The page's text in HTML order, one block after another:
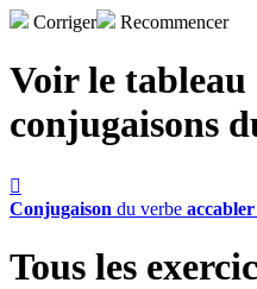
Corriger Recommencer
Voir le tableau
conjugaisons

Conjugaison du verbe accabler
Tous les